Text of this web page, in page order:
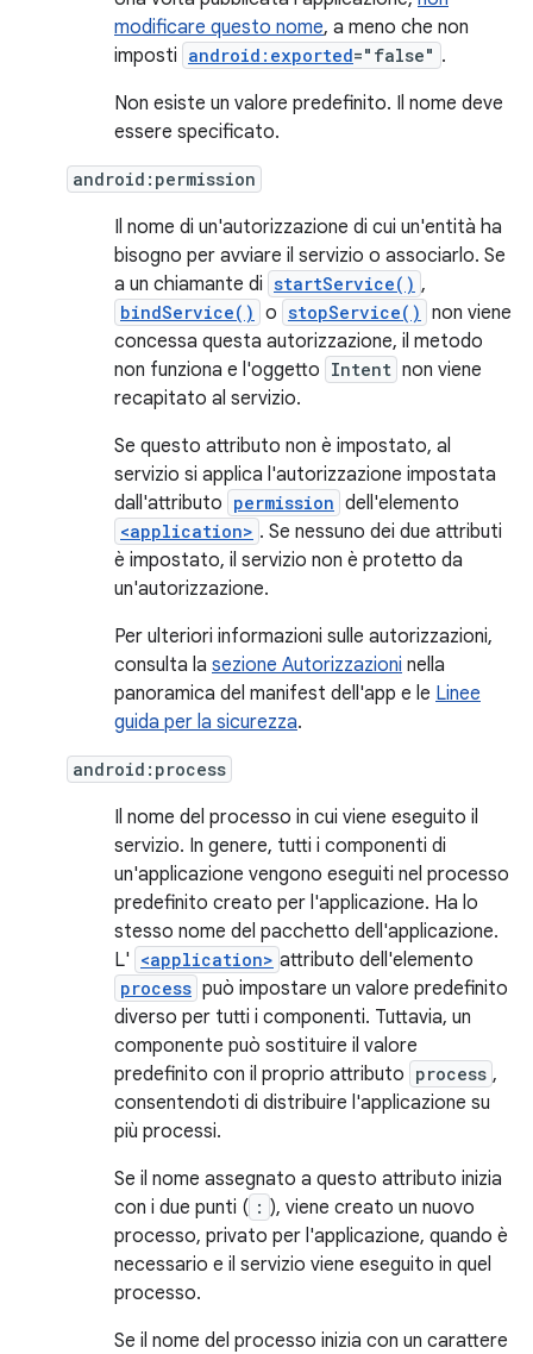
modificare questo nome, a meno che non
imposti android:exported="false" .
Non esiste un valore predefinito. Il nome deve
essere specificato.
android:permission
Il nome di un'autorizzazione di cui un'entità ha
bisogno per avviare il servizio o associarlo. Se
a un chiamante di startService() ,
bindService() o stopService() non viene
concessa questa autorizzazione, il metodo
non funziona e l'oggetto Intent non viene
recapitato al servizio.
Se questo attributo non è impostato, al
servizio si applica l'autorizzazione impostata
dall'attributo permission dell'elemento
<application> . Se nessuno dei due attributi
è impostato, il servizio non è protetto da
un'autorizzazione.
Per ulteriori informazioni sulle autorizzazioni,
consulta la sezione Autorizzazioni nella
panoramica del manifest dell'app e le Linee
guida per la sicurezza.
android:process
Il nome del processo in cui viene eseguito il
servizio. In genere, tutti i componenti di
un'applicazione vengono eseguiti nel processo
predefinito creato per l'applicazione. Ha lo
stesso nome del pacchetto dell'applicazione.
L' <application> attributo dell'elemento
process può impostare un valore predefinito
diverso per tutti i componenti. Tuttavia, un
componente può sostituire il valore
predefinito con il proprio attributo process ,
consentendoti di distribuire l'applicazione su
più processi.
Se il nome assegnato a questo attributo inizia
con i due punti ( : ), viene creato un nuovo
processo, privato per l'applicazione, quando è
necessario e il servizio viene eseguito in quel
processo.
Se il nome del processo inizia con un carattere